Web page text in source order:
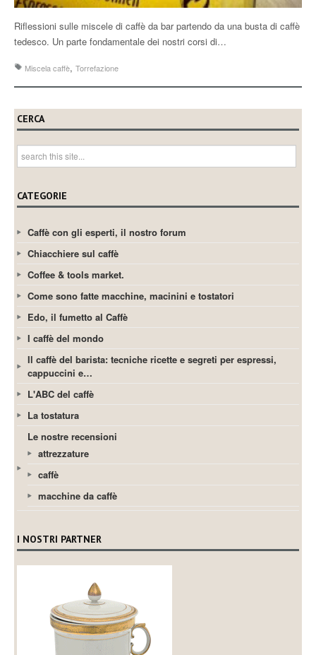
Riflessioni sulle miscele di caffè da bar partendo da una busta di caffè
tedesco. Un parte fondamentale dei nostri corsi di…
Miscela caffè, Torrefazione
CERCA
CATEGORIE
Caffè con gli esperti, il nostro forum
Chiacchiere sul caffè
Coffee & tools market.
Come sono fatte macchine, macinini e tostatori
Edo, il fumetto al Caffè
I caffè del mondo
Il caffè del barista: tecniche ricette e segreti per espressi,
cappuccini e…
L'ABC del caffè
La tostatura
Le nostre recensioni
attrezzature
caffè
macchine da caffè
I NOSTRI PARTNER